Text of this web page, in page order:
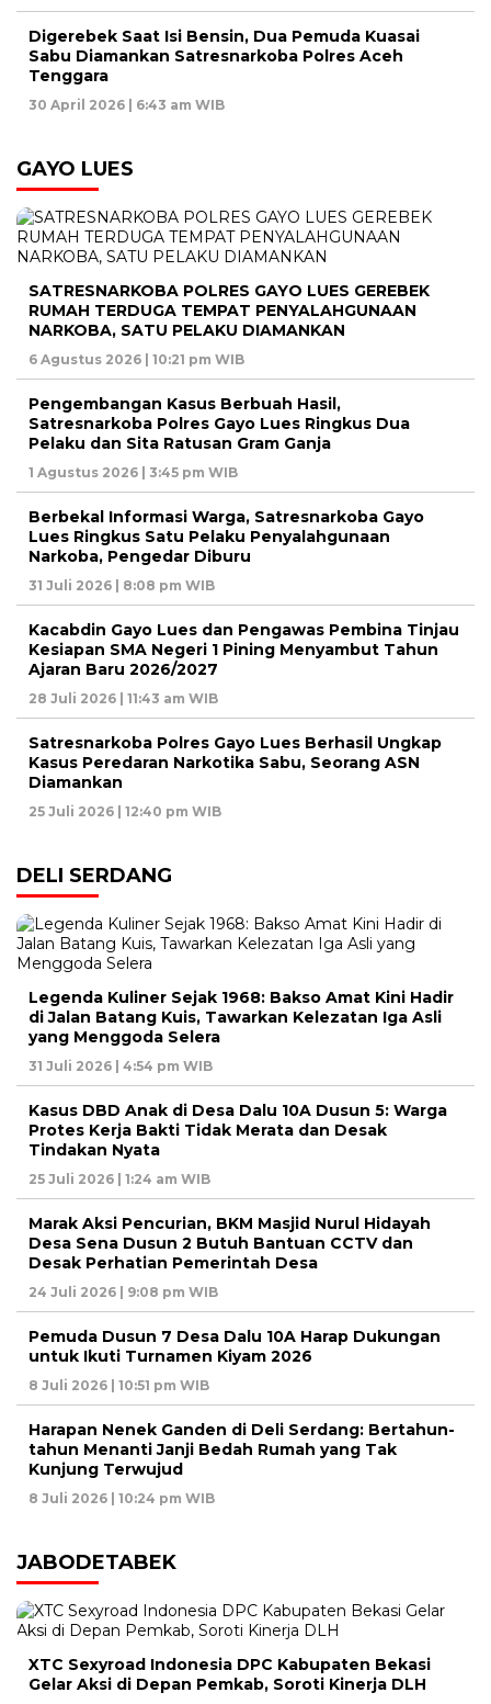
Digerebek Saat Isi Bensin, Dua Pemuda Kuasai
Sabu Diamankan Satresnarkoba Polres Aceh
Tenggara
30 April 2026 | 6:43 am WIB
GAYO LUES
SATRESNARKOBA POLRES GAYO LUES GEREBEK
RUMAH TERDUGA TEMPAT PENYALAHGUNAAN
NARKOBA, SATU PELAKU DIAMANKAN
6 Agustus 2026 | 10:21 pm WIB
Pengembangan Kasus Berbuah Hasil,
Satresnarkoba Polres Gayo Lues Ringkus Dua
Pelaku dan Sita Ratusan Gram Ganja
1 Agustus 2026 | 3:45 pm WIB
Berbekal Informasi Warga, Satresnarkoba Gayo
Lues Ringkus Satu Pelaku Penyalahgunaan
Narkoba, Pengedar Diburu
31 Juli 2026 | 8:08 pm WIB
Kacabdin Gayo Lues dan Pengawas Pembina Tinjau
Kesiapan SMA Negeri 1 Pining Menyambut Tahun
Ajaran Baru 2026/2027
28 Juli 2026 | 11:43 am WIB
Satresnarkoba Polres Gayo Lues Berhasil Ungkap
Kasus Peredaran Narkotika Sabu, Seorang ASN
Diamankan
25 Juli 2026 | 12:40 pm WIB
DELI SERDANG
Legenda Kuliner Sejak 1968: Bakso Amat Kini Hadir
di Jalan Batang Kuis, Tawarkan Kelezatan Iga Asli
yang Menggoda Selera
31 Juli 2026 | 4:54 pm WIB
Kasus DBD Anak di Desa Dalu 10A Dusun 5: Warga
Protes Kerja Bakti Tidak Merata dan Desak
Tindakan Nyata
25 Juli 2026 | 1:24 am WIB
Marak Aksi Pencurian, BKM Masjid Nurul Hidayah
Desa Sena Dusun 2 Butuh Bantuan CCTV dan
Desak Perhatian Pemerintah Desa
24 Juli 2026 | 9:08 pm WIB
Pemuda Dusun 7 Desa Dalu 10A Harap Dukungan
untuk Ikuti Turnamen Kiyam 2026
8 Juli 2026 | 10:51 pm WIB
Harapan Nenek Ganden di Deli Serdang: Bertahun-
tahun Menanti Janji Bedah Rumah yang Tak
Kunjung Terwujud
8 Juli 2026 | 10:24 pm WIB
JABODETABEK
XTC Sexyroad Indonesia DPC Kabupaten Bekasi
Gelar Aksi di Depan Pemkab, Soroti Kinerja DLH